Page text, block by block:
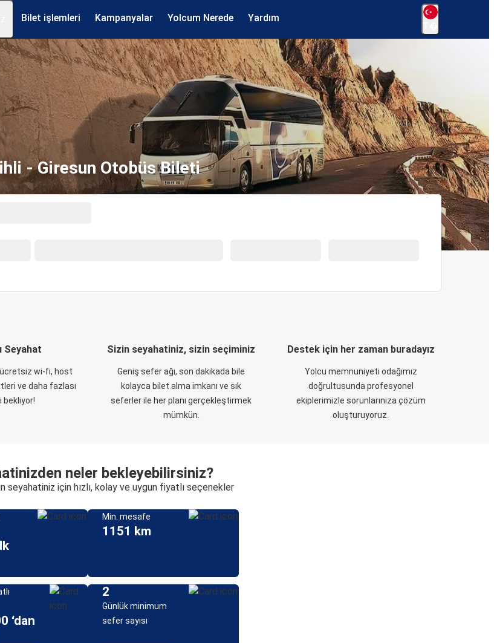
Bilet işlemleri Kampanyalar Yolcum Nerede Yardım
- Giresun Otobüs Bileti
Seyahat
wi-fi, host
ve daha fazlası
bekliyor!
Sizin seyahatiniz, sizin seçiminiz
Geniş sefer ağı, son dakikada bile
kolayca bilet alma imkanı ve sık
seferler ile her planı gerçekleştirmek
mümkün.
Destek için her zaman buradayız
Yolcu memnuniyeti odağımız
doğrultusunda profesyonel
ekiplerimizle sorunlarınıza çözüm
oluşturuyoruz.
neler bekleyebilirsiniz?
seyahatiniz için hızlı, kolay ve uygun fiyatlı seçenekler
Min. mesafe
1151 km
‘dan
2
Günlük minimum
sefer sayısı